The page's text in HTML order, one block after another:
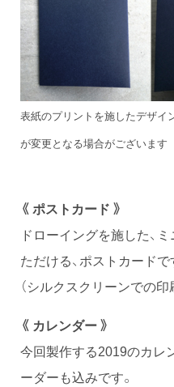
表紙のプリントを施したデザイ
が変更となる場合がございます
《 ポストカード 》
ドローイングを施した、
ただける、ポストカードで
（シルクスクリーンでの
《 カレンダー 》
今回製作する2019のカレ
ーダーも込みです。